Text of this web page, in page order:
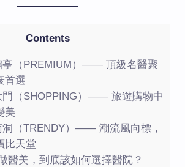
Contents
亭（PREMIUM）—— 頂級名醫聚
首選
門（SHOPPING）—— 旅遊購物中
美
洞（TRENDY）—— 潮流風向標，
比天堂
醫美，到底該如何選擇醫院？